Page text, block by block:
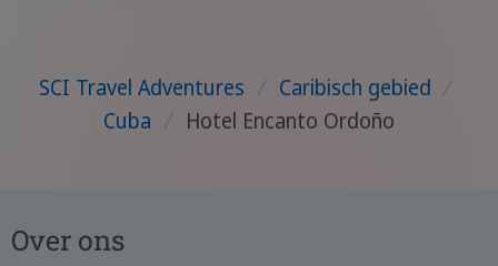
SCI Travel Adventures / Caribisch gebied /
Cuba / Hotel Encanto Ordoño
Over ons